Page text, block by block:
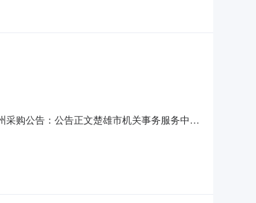
购公告：公告正文楚雄市机关事务服务中心
息采购计划金额14532301JH20